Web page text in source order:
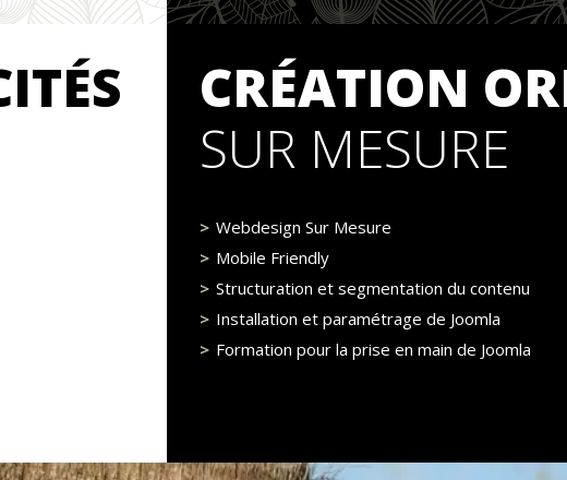
CRÉATION
SUR MESURE
Webdesign Sur Mesure
Mobile Friendly
Structuration et segmentation du contenu
Installation et paramétrage de Joomla
Formation pour la prise en main de Joomla